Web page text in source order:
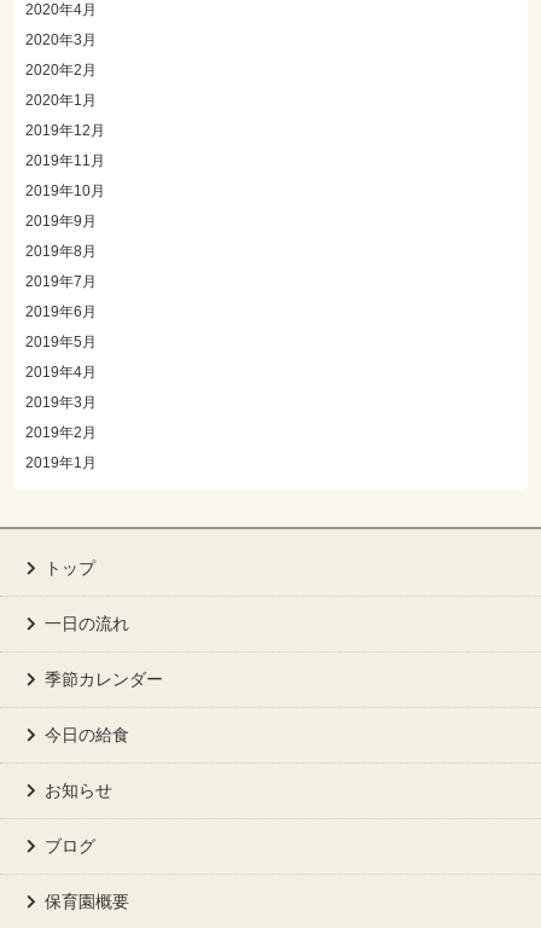
2020年4月
2020年3月
2020年2月
2020年1月
2019年12月
2019年11月
2019年10月
2019年9月
2019年8月
2019年7月
2019年6月
2019年5月
2019年4月
2019年3月
2019年2月
2019年1月
トップ
一日の流れ
季節カレンダー
今日の給食
お知らせ
ブログ
保育園概要